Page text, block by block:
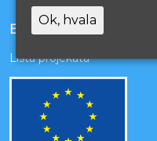
EU PROJEKTI
Lista projekata
Ok, hvala